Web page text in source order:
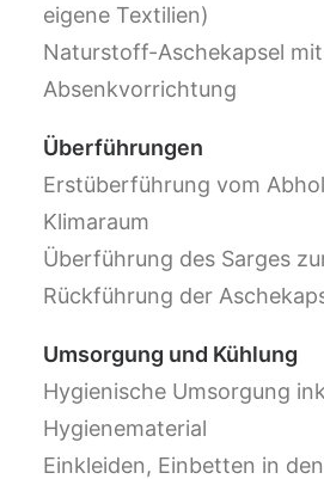
eigene Textilien)
Naturstoff-Aschekapsel mit
Absenkvorrichtung
Überführungen
Erstüberführung vom
Klimaraum
Überführung des Sarges
Rückführung der
Umsorgung und Kühlung
Hygienische Umsorgung
Hygienematerial
Einkleiden, Einbetten in